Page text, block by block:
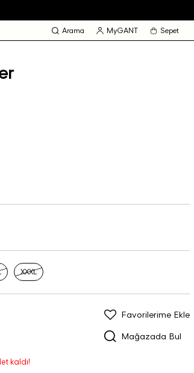
Arama MyGANT Sepet
XXXL
Mağazada Bul
Favorilerime Ekle
kaldı!